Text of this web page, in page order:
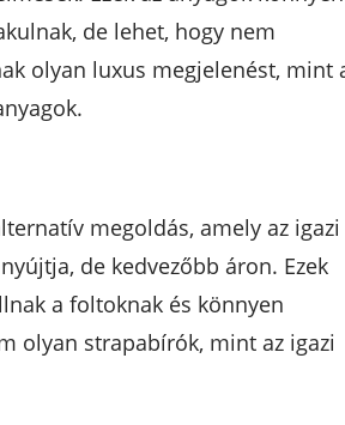
de lehet, hogy nem
olyan luxus megjelenést, mint
megoldás, amely az igazi
de kedvezőbb áron. Ezek
a foltoknak és könnyen
olyan strapabírók, mint az igazi